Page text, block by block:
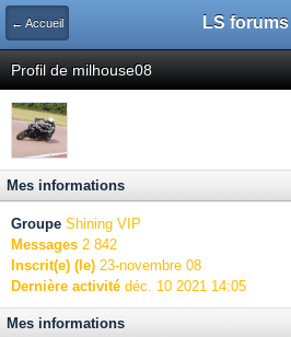
← Accueil LS forums
Profil de milhouse08
Mes informations
Groupe Shining VIP
Messages 2 842
Inscrit(e) (le) 23-novembre 08
Dernière activité déc. 10 2021 14:05
Mes informations